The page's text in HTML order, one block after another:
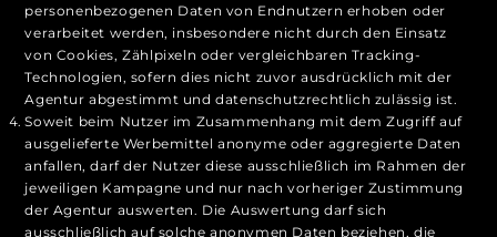
personenbezogenen Daten von Endnutzern erhoben oder
verarbeitet werden, insbesondere nicht durch den Einsatz
von Cookies, Zählpixeln oder vergleichbaren Tracking-
Technologien, sofern dies nicht zuvor ausdrücklich mit der
Agentur abgestimmt und datenschutzrechtlich zulässig ist.
Soweit beim Nutzer im Zusammenhang mit dem Zugriff auf
ausgelieferte Werbemittel anonyme oder aggregierte Daten
anfallen, darf der Nutzer diese ausschließlich im Rahmen der
jeweiligen Kampagne und nur nach vorheriger Zustimmung
der Agentur auswerten. Die Auswertung darf sich
ausschließlich auf solche anonymen Daten beziehen, die